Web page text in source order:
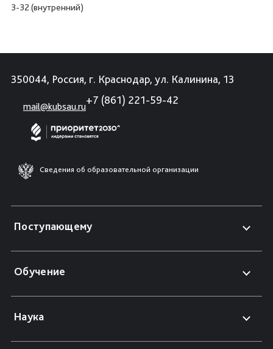
3-32 (внутренний)
350044, Россия, г. Краснодар, ул. Калинина, 13
mail@kubsau.ru
+7 (861) 221-59-42
Сведения об образовательной организации
Поступающему
Обучение
Наука